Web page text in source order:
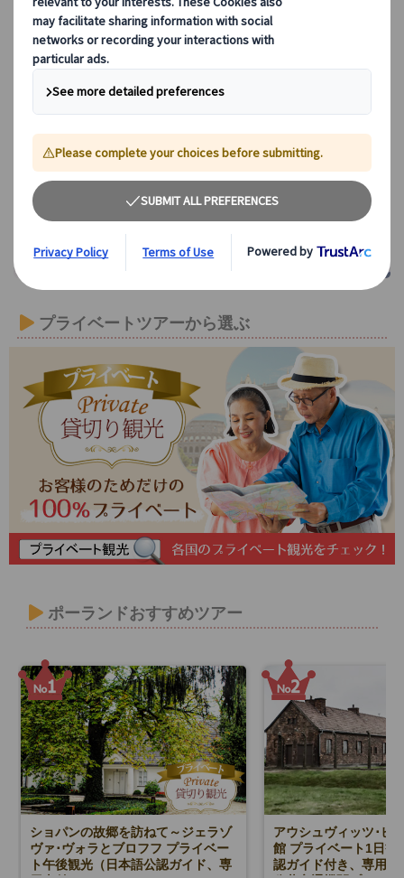
クラクフ
「ポーランドの京都」世界遺
産の古都
プライベートツアーから選ぶ
ポーランドおすすめツアー
ショパンの故郷を訪ねて～ジェラゾ
ヴァ･ヴォラとブロフフ プライベー
ト午後観光（日本語公認ガイド、専
アウシュヴィッツ･ビ
館 プライベート1日観
認ガイド付き、専用車